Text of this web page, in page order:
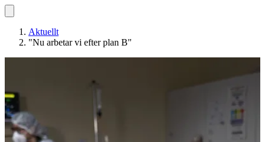
Aktuellt
"Nu arbetar vi efter plan B"